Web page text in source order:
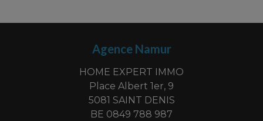
Agence Namur
HOME EXPERT IMMO
Place Albert 1er, 9
5081 SAINT DENIS
BE 0849 788 987